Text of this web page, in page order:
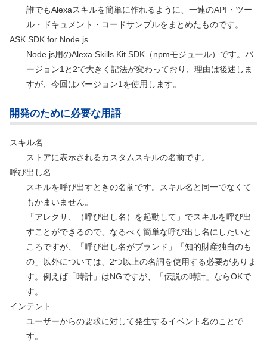
誰でもAlexaスキルを簡単に作れるように、一連のAPI・ツー
ル・ドキュメント・コードサンプルをまとめたものです。
ASK SDK for Node.js
Node.js用のAlexa Skills Kit SDK （npmモジュール） です。バ
ージョン1と2で大きく記法が変わっており、理由は後述しま
すが、今回はバージョン1を使用します。
開発のために必要な用語
スキル名
ストアに表示されるカスタムスキルの名前です。
呼び出し名
スキルを呼び出すときの名前です。スキル名と同一でなくて
もかまいません。
「アレクサ、（呼び出し名）を起動して」でスキルを呼び出
すことができるので、なるべく簡単な呼び出し名にしたいと
ころですが、「呼び出し名がブランド」「知的財産独自のも
の」以外については、2つ以上の名詞を使用する必要がありま
す。例えば「時計」はNGですが、「伝説の時計」ならOKで
す。
インテント
ユーザーからの要求に対して発生するイベント名のことで
す。